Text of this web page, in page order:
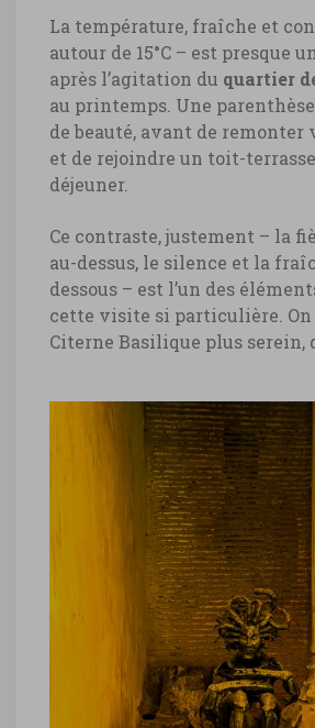
La température, fraîche et
autour de 15°C – est presque
après l’agitation du quartier
au printemps. Une
de beauté, avant de remonter
et de rejoindre un toit-
déjeuner.
Ce contraste, justement – la
au-dessus, le silence et la
dessous – est l’un des
cette visite si particulière. On
Citerne Basilique plus serein,